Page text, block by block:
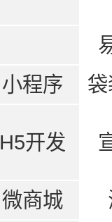
小程序
H5开发
微商城